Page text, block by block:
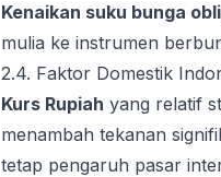
Kenaikan suku bunga
mulia ke instrumen
2.4. Faktor Domestik
Kurs Rupiah yang relatif
menambah tekanan
tetap pengaruh pasar